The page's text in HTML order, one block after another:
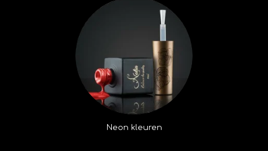
Neon kleuren